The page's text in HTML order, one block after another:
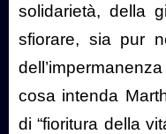
solidarietà, della
sfiorare, sia pur
cosa intenda
di “fioritura della